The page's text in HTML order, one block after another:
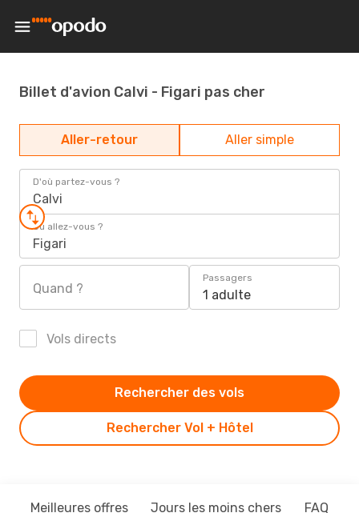
Billet d'avion Calvi - Figari pas cher
Aller-retour Aller simple
D'où partez-vous ?
Calvi
Où allez-vous ?
Figari
Quand ?
Passagers
1 adulte
Vols directs
Rechercher Vol + Hôtel
Rechercher des vols
Meilleures offres Jours les moins chers FAQ